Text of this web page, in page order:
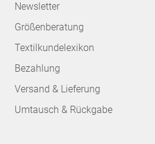
Newsletter
Größenberatung
Textilkundelexikon
Bezahlung
Versand & Lieferung
Umtausch & Rückgabe